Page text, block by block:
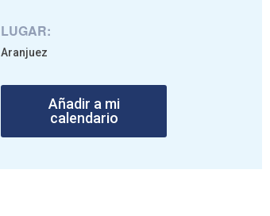
LUGAR:
Aranjuez
Añadir a mi
calendario